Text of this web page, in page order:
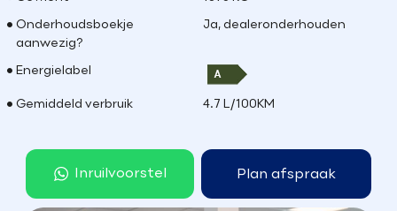
Onderhoudsboekje
aanwezig?
Ja, dealeronderhouden
Energielabel
Gemiddeld verbruik 4.7 L/100KM
Inruilvoorstel Plan afspraak